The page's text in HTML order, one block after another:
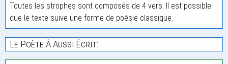
Toutes les strophes sont composés de 4 vers. Il est possible
que le texte suive une forme de poésie classique.
Le Poète À Aussi Écrit: